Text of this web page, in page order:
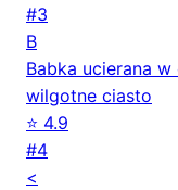
#3
B
Babka ucierana
wilgotne ciasto
⭐ 4.9
#4
<